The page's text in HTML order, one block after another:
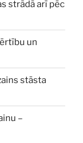
strādā arī pēc
un
stāsta
–